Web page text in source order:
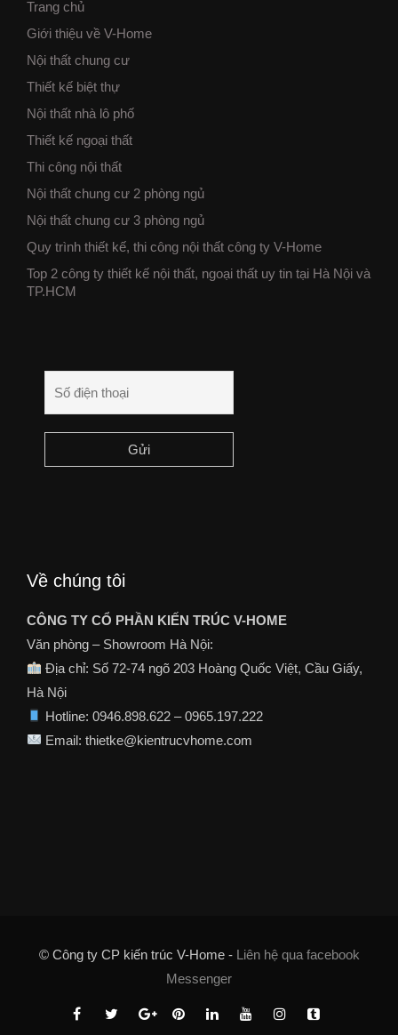
Trang chủ
Giới thiệu về V-Home
Nội thất chung cư
Thiết kế biệt thự
Nội thất nhà lô phố
Thiết kế ngoại thất
Thi công nội thất
Nội thất chung cư 2 phòng ngủ
Nội thất chung cư 3 phòng ngủ
Quy trình thiết kế, thi công nội thất công ty V-Home
Top 2 công ty thiết kế nội thất, ngoại thất uy tin tại Hà Nội và
TP.HCM
Về chúng tôi
CÔNG TY CỔ PHẦN KIẾN TRÚC V-HOME
Văn phòng – Showroom Hà Nội:
Địa chỉ: Số 72-74 ngõ 203 Hoàng Quốc Việt, Cầu Giấy,
Hà Nội
Hotline: 0946.898.622 – 0965.197.222
Email: thietke@kientrucvhome.com
© Công ty CP kiến trúc V-Home - Liên hệ qua facebook
Messenger